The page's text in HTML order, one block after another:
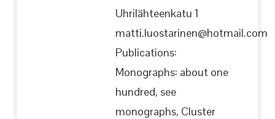
Uhrilähteenkatu 1
matti.luostarinen@hotmail.com
Publications:
Monographs: about one
hundred, see
monographs, Cluster